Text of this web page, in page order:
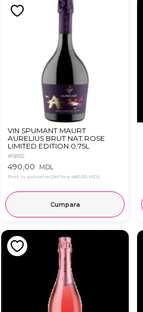
VIN SPUMANT MAURT
AURELIUS BRUT NAT.ROSE
LIMITED EDITION 0,75L
#5855
490,00 MDL
Pret in aplicatia OkFlora 480,00 MDL
Cumpara